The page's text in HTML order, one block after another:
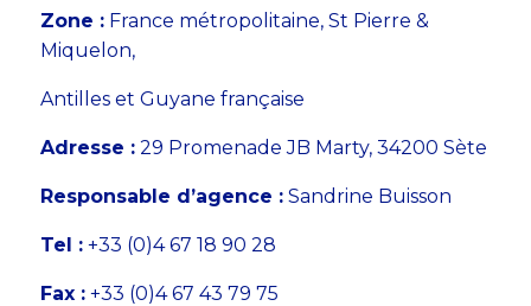
Zone : France métropolitaine, St Pierre &
Miquelon,
Antilles et Guyane française
Adresse : 29 Promenade JB Marty, 34200 Sète
Responsable d’agence : Sandrine Buisson
Tel : +33 (0)4 67 18 90 28
Fax : +33 (0)4 67 43 79 75